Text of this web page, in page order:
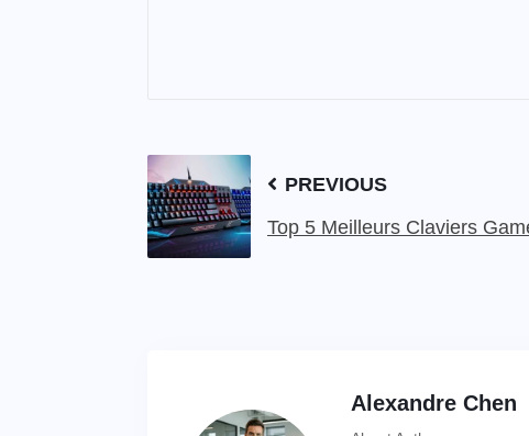
PREVIOUS
Top 5 Meilleurs Claviers
Alexandre Chen